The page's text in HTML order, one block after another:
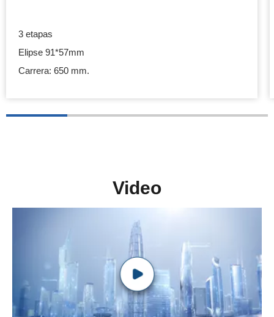
3 etapas
Elipse 91*57mm
Carrera: 650 mm.
Video